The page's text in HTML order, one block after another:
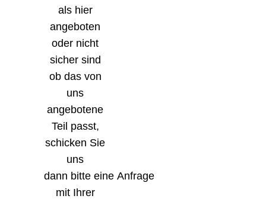
als hier
angeboten
oder nicht
sicher sind
ob das von
uns
angebotene
Teil passt,
schicken Sie
uns
dann bitte eine Anfrage
mit Ihrer